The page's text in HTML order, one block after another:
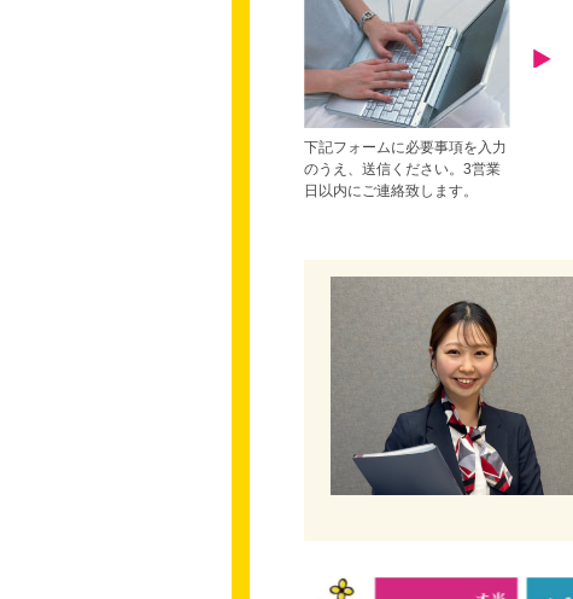
下記フォームに必要事項を入力
のうえ、送信ください。3営業
日以内にご連絡致します。